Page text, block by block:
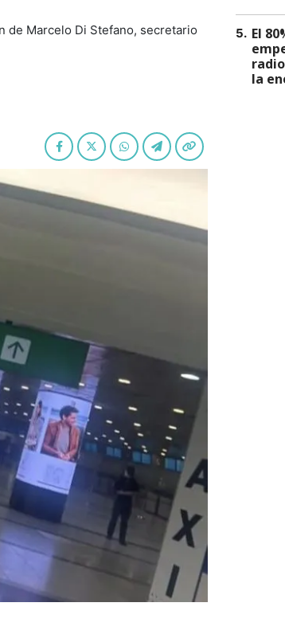
de Marcelo Di Stefano, secretario
5. El
la